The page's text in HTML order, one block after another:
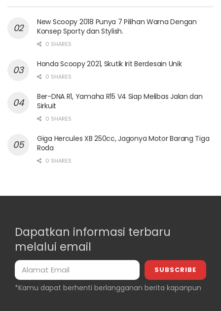
New Scoopy 2018 Punya 7 Pilihan Warna Dengan
Konsep Sporty dan Stylish.
0 SHARES
Honda Scoopy 2021, Skutik Irit Berdesain Unik
0 SHARES
Ber-DNA R1, Yamaha R15 V4 Siap Melibas Jalan dan
Sirkuit
0 SHARES
Giga Hercules XB 250cc, Jagonya Motor Barang Tiga
Roda
0 SHARES
Dapatkan informasi terbaru
melalui email
*Kamu dapat berhenti berlangganan berita kapanpun